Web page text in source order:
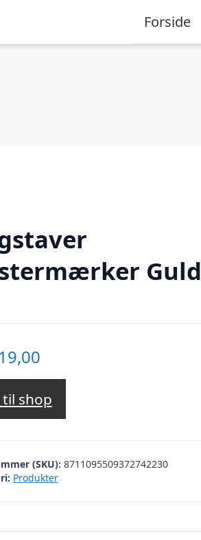
Forside
Guld
til shop
(SKU): 8711095509372742230
Produkter